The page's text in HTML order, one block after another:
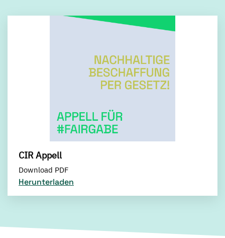
CIR Appell
Download PDF
Herunterladen